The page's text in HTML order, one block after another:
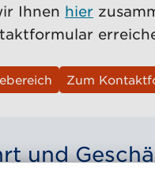
Ihnen hier
Zum
und